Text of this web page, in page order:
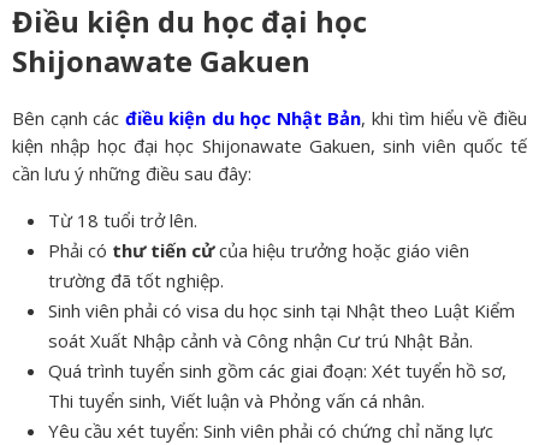
Điều kiện du học đại học
Shijonawate Gakuen
Bên cạnh các điều kiện du học Nhật Bản, khi tìm hiểu về điều
kiện nhập học đại học Shijonawate Gakuen, sinh viên quốc tế
cần lưu ý những điều sau đây:
Từ 18 tuổi trở lên.
Phải có thư tiến cửcủa hiệu trưởng hoặc giáo viên
trường đã tốt nghiệp.
Sinh viên phải có visa du học sinh tại Nhật theo Luật Kiểm
soát Xuất Nhập cảnh và Công nhận Cư trú Nhật Bản.
Quá trình tuyển sinh gồm các giai đoạn: Xét tuyển hồ sơ,
Thi tuyển sinh, Viết luận và Phỏng vấn cá nhân.
Yêu cầu xét tuyển: Sinh viên phải có chứng chỉ năng lực